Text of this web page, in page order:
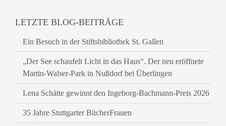
LETZTE BLOG-BEITRÄGE
Ein Besuch in der Stiftsbibliothek St. Gallen
„Der See schaufelt Licht in das Haus“. Der neu eröffnete
Martin-Walser-Park in Nußdorf bei Überlingen
Lena Schätte gewinnt den Ingeborg-Bachmann-Preis 2026
35 Jahre Stuttgarter BücherFrauen